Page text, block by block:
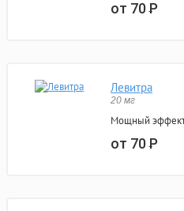
от 70Р
Левитра
20 мг
Мощный эффект
от 70Р